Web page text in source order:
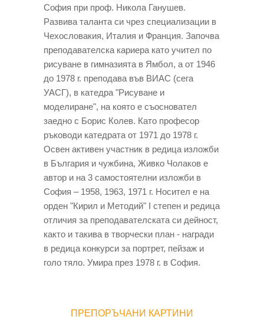
София при проф. Никола Ганушев.
Развива таланта си чрез специализации в
Чехословакия, Италия и Франция. Започва
преподавателска кариера като учител по
рисуване в гимназията в Ямбол, а от 1946
до 1978 г. преподава във ВИАС (сега
УАСГ), в катедра "Рисуване и
моделиране", на която е съосновател
заедно с Борис Колев. Като професор
ръководи катедрата от 1971 до 1978 г.
Освен активен участник в редица изложби
в България и чужбина, Живко Чолаков е
автор и на 3 самостоятелни изложби в
София – 1958, 1963, 1971 г. Носител е на
орден "Кирил и Методий" І степен и редица
отличия за преподавателската си дейност,
както и такива в творчески план - награди
в редица конкурси за портрет, пейзаж и
голо тяло. Умира през 1978 г. в София.
ПРЕПОРЪЧАНИ КАРТИНИ